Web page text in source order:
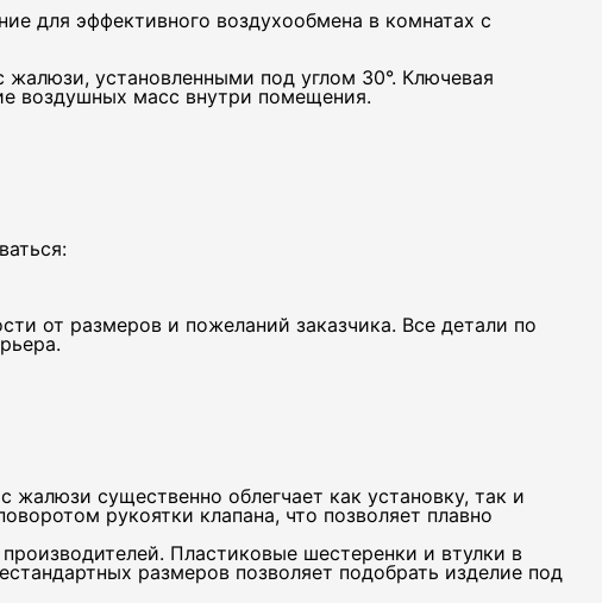
для эффективного воздухообмена в комнатах с
установленными под углом 30°. Ключевая
воздушных масс внутри помещения.
от размеров и пожеланий заказчика. Все детали по
существенно облегчает как установку, так и
рукоятки клапана, что позволяет плавно
Пластиковые шестеренки и втулки в
размеров позволяет подобрать изделие под